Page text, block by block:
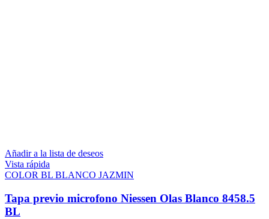
Añadir a la lista de deseos
Vista rápida
COLOR BL BLANCO JAZMIN
Tapa previo microfono Niessen Olas Blanco 8458.5
BL